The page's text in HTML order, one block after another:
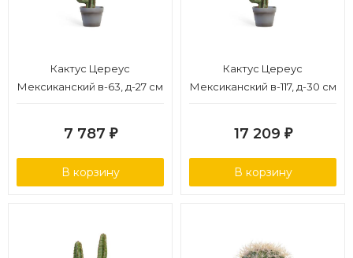
Кактус Цереус
Мексиканский в-63, д-27 см
7 787 ₽
В корзину
Кактус Цереус
Мексиканский в-117, д-30 см
17 209 ₽
В корзину